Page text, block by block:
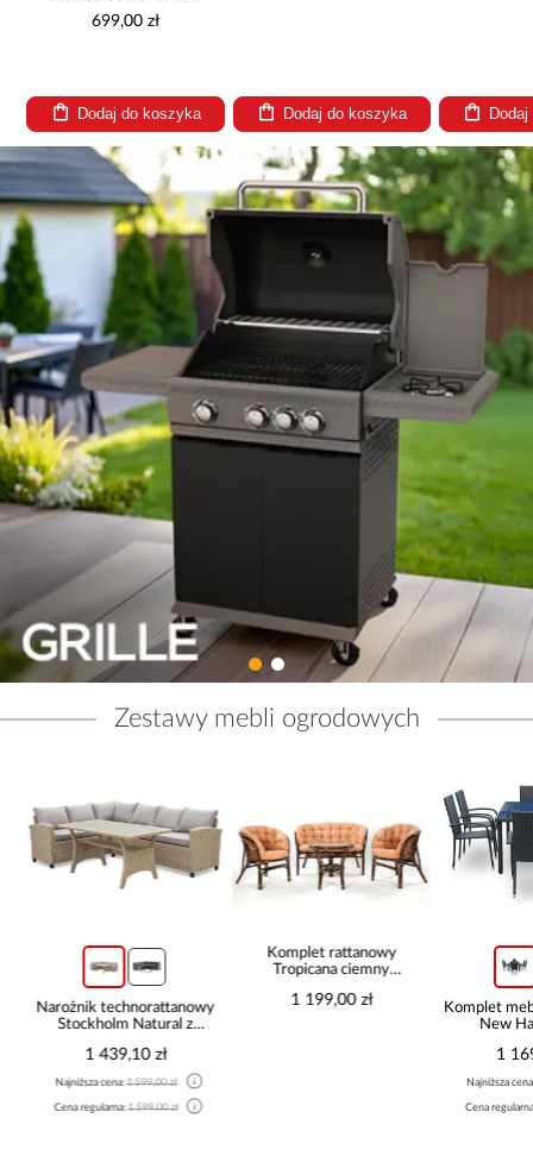
699,00 zł
Dodaj do koszyka Dodaj do koszyka
Zestawy mebli ogrodowych
Narożnik technorattanowy
Stockholm Natural z
1 439,10 zł
Najniższa cena:1 599,00 zł
Cena regularna:1 599,00 zł
Komplet rattanowy
Tropicana ciemny
1 199,00 zł
Komplet
New
1
Najniższa
Cena